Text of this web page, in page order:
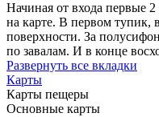
Начиная от входа первые
на карте. В первом тупик,
поверхности. За
по завалам. И в конце
Развернуть все вкладки
Карты
Карты пещеры
Основные карты